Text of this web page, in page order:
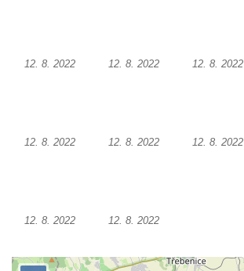
Kostel svatého Bartoloměje v Teplicích
Chrám Povýšení svatého Kříže na
Výklenková kaple u vodojemu v severní
12. 8. 2022 12. 8. 2022 12. 8. 2022
12. 8. 2022 12. 8. 2022 12. 8. 2022
12. 8. 2022 12. 8. 2022